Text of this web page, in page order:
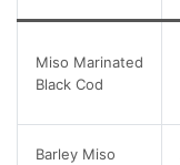
Miso Marinated
Black Cod
Barley Miso